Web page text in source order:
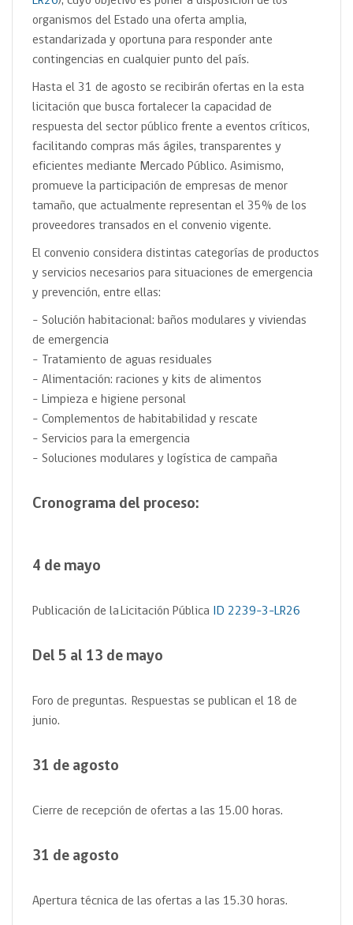
organismos del Estado una oferta amplia,
estandarizada y oportuna para responder ante
contingencias en cualquier punto del país.
Hasta el 31 de agosto se recibirán ofertas en la esta
licitación que busca fortalecer la capacidad de
respuesta del sector público frente a eventos críticos,
facilitando compras más ágiles, transparentes y
eficientes mediante Mercado Público. Asimismo,
promueve la participación de empresas de menor
tamaño, que actualmente representan el 35% de los
proveedores transados en el convenio vigente.
El convenio considera distintas categorías de productos
y servicios necesarios para situaciones de emergencia
y prevención, entre ellas:
– Solución habitacional: baños modulares y viviendas
de emergencia
– Tratamiento de aguas residuales
– Alimentación: raciones y kits de alimentos
– Limpieza e higiene personal
– Complementos de habitabilidad y rescate
– Servicios para la emergencia
– Soluciones modulares y logística de campaña
Cronograma del proceso:
4 de mayo
Publicación de la Licitación Pública ID 2239-3-LR26
Del 5 al 13 de mayo
Foro de preguntas. Respuestas se publican el 18 de
junio.
31 de agosto
Cierre de recepción de ofertas a las 15.00 horas.
31 de agosto
Apertura técnica de las ofertas a las 15.30 horas.